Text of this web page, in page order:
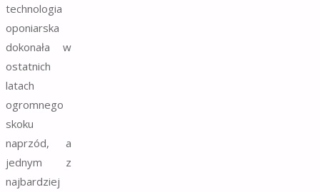
technologia
oponiarska
dokonała w
ostatnich
latach
ogromnego
skoku
naprzód, a
jednym z
najbardziej